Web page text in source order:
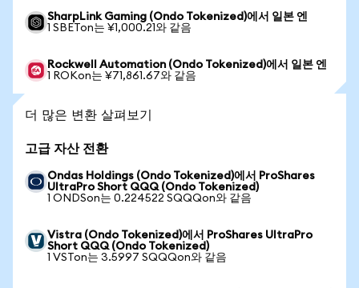
SharpLink Gaming (Ondo Tokenized)에서 일본 엔
1 SBETon는 ¥1,000.21와 같음
Rockwell Automation (Ondo Tokenized)에서 일본 엔
1 ROKon는 ¥71,861.67와 같음
더 많은 변환 살펴보기
고급 자산 전환
Ondas Holdings (Ondo Tokenized)에서 ProShares
UltraPro Short QQQ (Ondo Tokenized)
1 ONDSon는 0.224522 SQQQon와 같음
Vistra (Ondo Tokenized)에서 ProShares UltraPro
Short QQQ (Ondo Tokenized)
1 VSTon는 3.5997 SQQQon와 같음